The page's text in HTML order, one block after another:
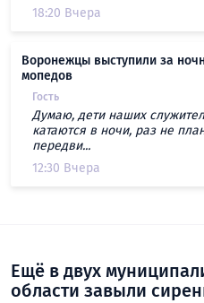
18:20 Вчера
Воронежцы выступили за
мопедов
Гость
Думаю, дети наших
катаются в ночи, раз не
передви...
12:30 Вчера
Ещё в двух
области завыли